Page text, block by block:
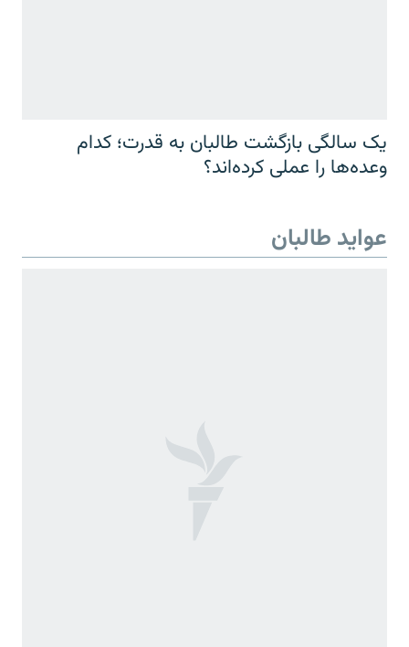
یک سالگی بازگشت طالبان به قدرت؛ کدام
وعده‌ها را عملی کرده‌اند؟
عواید طالبان